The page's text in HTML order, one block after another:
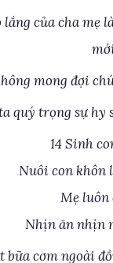
của cha mẹ
mong đợi
quý trọng sự
14 Sinh
Nuôi con khôn
Mẹ luôn
Nhịn ăn nhịn
bữa cơm ngoài